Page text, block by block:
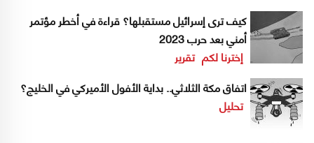
كيف ترى إسرائيل مستقبلها؟ قراءة في أخطر مؤتمر
أمني بعد حرب 2023
إخترنا لكم تقرير
اتفاق مكة الثلاثي.. بداية الأفول الأميركي في الخليج؟
تحليل